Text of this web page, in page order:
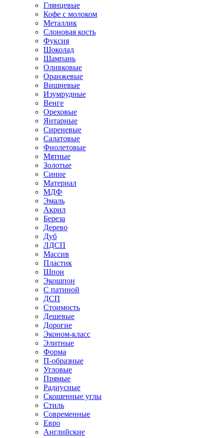
Глянцевые
Кофе с молоком
Металлик
Слоновая кость
Фуксия
Шоколад
Шампань
Оливковые
Оранжевые
Вишневые
Изумрудные
Венге
Ореховые
Янтарные
Сиреневые
Салатовые
Фиолетовые
Мятные
Золотые
Синие
Материал
МДФ
Эмаль
Акрил
Береза
Дерево
Дуб
ЛДСП
Массив
Пластик
Шпон
Экошпон
С патиной
ДСП
Стоимость
Дешевые
Дорогие
Эконом-класс
Элитные
Форма
П-образные
Угловые
Прямые
Радиусные
Скошенные углы
Стиль
Современные
Евро
Английские